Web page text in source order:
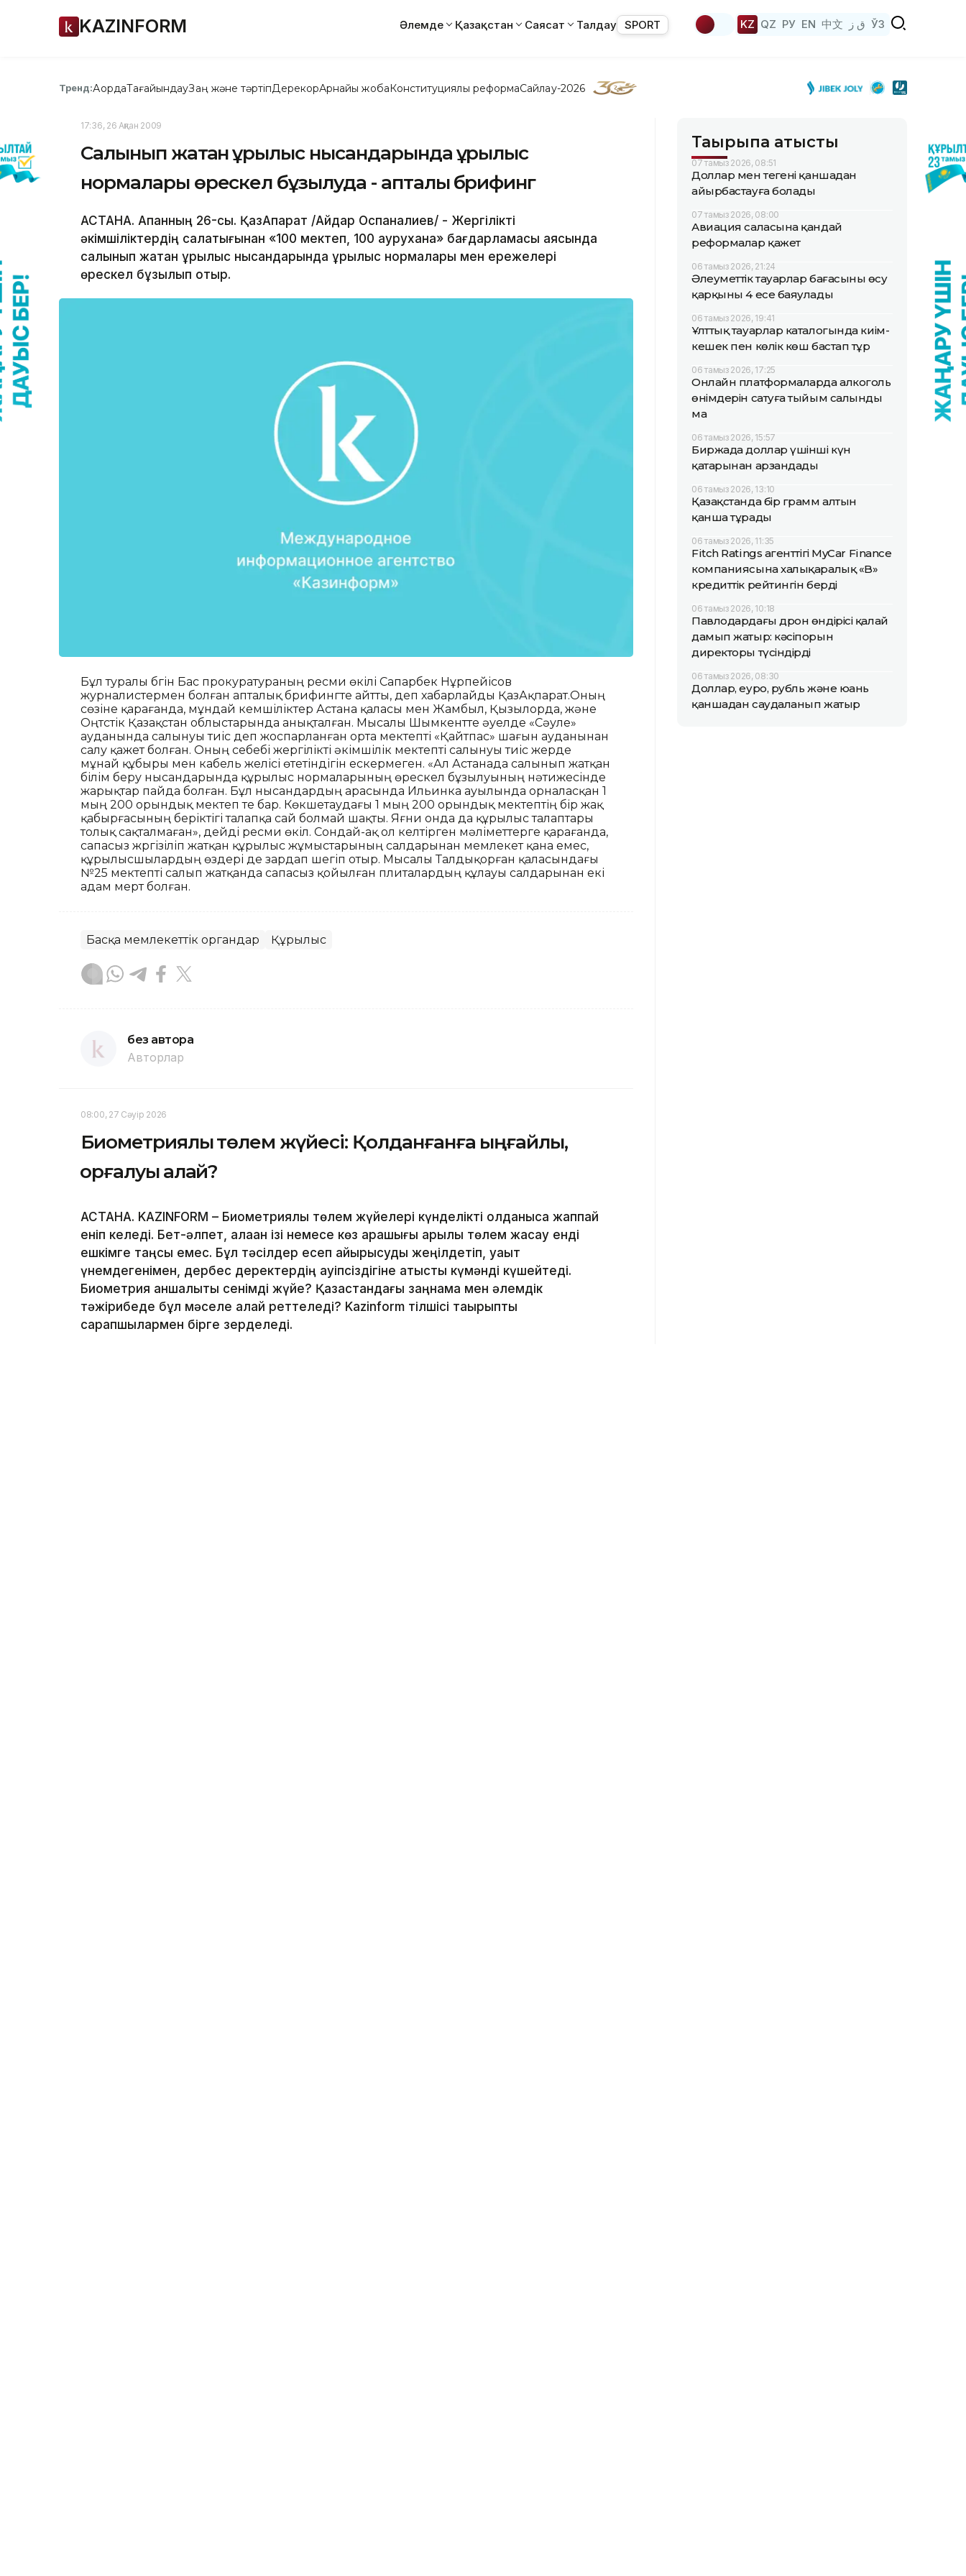
KAZINFORM Әлемде Қазақстан Саясат Талдау SPORT KZ QZ РУ EN 中文 ق ز ЎЗ
Тренд:АқордаТағайындауЗаң және тәртіпДерекқорАрнайы жобаКонституциялық реформаСайлау-2026
17:36, 26 Ақпан 2009
Салынып жатқан құрылыс нысандарында құрылыс
нормалары өрескел бұзылуда - апталық брифинг
АСТАНА. Ақпанның 26-сы. ҚазАқпарат /Айдар Оспаналиев/ - Жергілікті
әкімшіліктердің салақтығынан «100 мектеп, 100 аурухана» бағдарламасы аясында
салынып жатқан құрылыс нысандарында құрылыс нормалары мен ережелері
өрескел бұзылып отыр.
Бұл туралы бүгін Бас прокуратураның ресми өкілі Сапарбек Нұрпейісов
журналистермен болған апталық брифингте айтты, деп хабарлайды ҚазАқпарат.Оның
сөзіне қарағанда, мұндай кемшіліктер Астана қаласы мен Жамбыл, Қызылорда, және
Оңтүстік Қазақстан облыстарында анықталған. Мысалы Шымкентте әуелде «Сәуле»
ауданында салынуы тиіс деп жоспарланған орта мектепті «Қайтпас» шағын ауданынан
салу қажет болған. Оның себебі жергілікті әкімшілік мектепті салынуы тиіс жерде
мұнай құбыры мен кабель желісі өтетіндігін ескермеген. «Ал Астанада салынып жатқан
білім беру нысандарында құрылыс нормаларының өрескел бұзылуының нәтижесінде
жарықтар пайда болған. Бұл нысандардың арасында Ильинка ауылында орналасқан 1
мың 200 орындық мектеп те бар. Көкшетаудағы 1 мың 200 орындық мектептің бір жақ
қабырғасының беріктігі талапқа сай болмай шақты. Яғни онда да құрылыс талаптары
толық сақталмаған», дейді ресми өкіл. Сондай-ақ ол келтірген мәліметтерге қарағанда,
сапасыз жүргізіліп жатқан құрылыс жұмыстарының салдарынан мемлекет қана емес,
құрылысшылардың өздері де зардап шегіп отыр. Мысалы Талдықорған қаласындағы
№25 мектепті салып жатқанда сапасыз қойылған плиталардың құлауы салдарынан екі
адам мерт болған.
Басқа мемлекеттік органдар Құрылыс
без автора
Авторлар
08:00, 27 Сәуір 2026
Биометриялық төлем жүйесі: Қолданғанға ыңғайлы,
қорғалуы қалай?
АСТАНА. KAZINFORM – Биометриялық төлем жүйелері күнделікті қолданысқа жаппай
еніп келеді. Бет-әлпет, алақан ізі немесе көз қарашығы арқылы төлем жасау енді
ешкімге таңсық емес. Бұл тәсілдер есеп айырысуды жеңілдетіп, уақыт
үнемдегенімен, дербес деректердің қауіпсіздігіне қатысты күмәнді күшейтеді.
Биометрия қаншалықты сенімді жүйе? Қазақстандағы заңнама мен әлемдік
тәжірибеде бұл мәселе қалай реттеледі? Kazinform тілшісі тақырыпты
сарапшылармен бірге зерделеді.
Тақырыпқа қатысты
07 тамыз 2026, 08:51
Доллар мен теңгені қаншадан
айырбастауға болады
07 тамыз 2026, 08:00
Авиация саласына қандай
реформалар қажет
06 тамыз 2026, 21:24
Әлеуметтік тауарлар бағасының өсу
қарқыны 4 есе баяулады
06 тамыз 2026, 19:41
Ұлттық тауарлар каталогында киім-
кешек пен көлік көш бастап тұр
06 тамыз 2026, 17:25
Онлайн платформаларда алкоголь
өнімдерін сатуға тыйым салынды
ма
06 тамыз 2026, 15:57
Биржада доллар үшінші күн
қатарынан арзандады
06 тамыз 2026, 13:10
Қазақстанда бір грамм алтын
қанша тұрады
06 тамыз 2026, 11:35
Fitch Ratings агенттігі MyCar Finance
компаниясына халықаралық «B»
кредиттік рейтингін берді
06 тамыз 2026, 10:18
Павлодардағы дрон өндірісі қалай
дамып жатыр: кәсіпорын
директоры түсіндірді
06 тамыз 2026, 08:30
Доллар, еуро, рубль және юань
қаншадан саудаланып жатыр